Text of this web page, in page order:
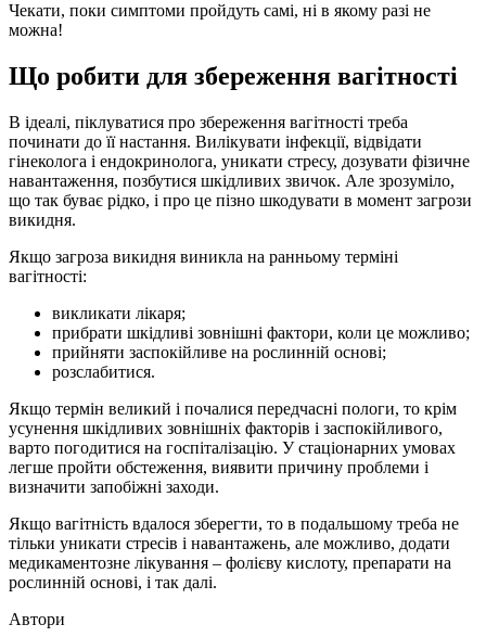
Чекати, поки симптоми пройдуть самі, ні в якому разі не
можна!
Що робити для збереження вагітності
В ідеалі, піклуватися про збереження вагітності треба
починати до її настання. Вилікувати інфекції, відвідати
гінеколога і ендокринолога, уникати стресу, дозувати фізичне
навантаження, позбутися шкідливих звичок. Але зрозуміло,
що так буває рідко, і про це пізно шкодувати в момент загрози
викидня.
Якщо загроза викидня виникла на ранньому терміні
вагітності:
викликати лікаря;
прибрати шкідливі зовнішні фактори, коли це можливо;
прийняти заспокійливе на рослинній основі;
розслабитися.
Якщо термін великий і почалися передчасні пологи, то крім
усунення шкідливих зовнішніх факторів і заспокійливого,
варто погодитися на госпіталізацію. У стаціонарних умовах
легше пройти обстеження, виявити причину проблеми і
визначити запобіжні заходи.
Якщо вагітність вдалося зберегти, то в подальшому треба не
тільки уникати стресів і навантажень, але можливо, додати
медикаментозне лікування – фолієву кислоту, препарати на
рослинній основі, і так далі.
Автори